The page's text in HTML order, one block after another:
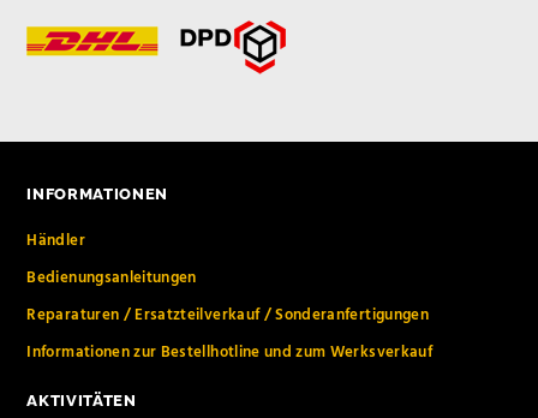
INFORMATIONEN
Händler
Bedienungsanleitungen
Reparaturen / Ersatzteilverkauf / Sonderanfertigungen
Informationen zur Bestellhotline und zum Werksverkauf
AKTIVITÄTEN